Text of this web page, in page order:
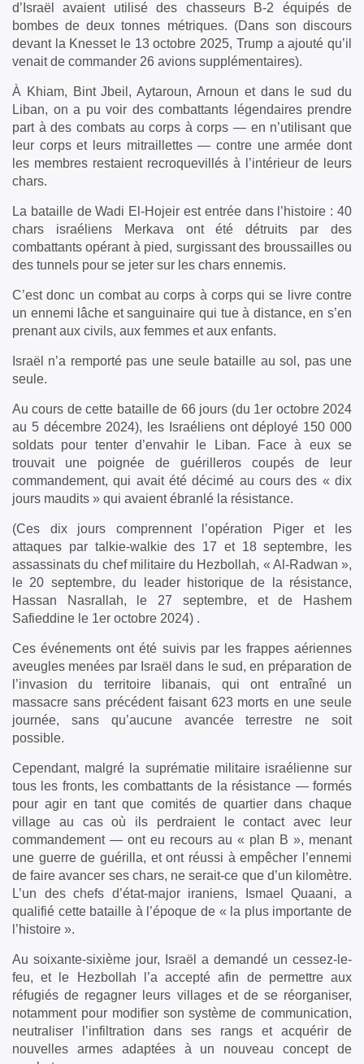
d’Israël avaient utilisé des chasseurs B-2 équipés de
bombes de deux tonnes métriques. (Dans son discours
devant la Knesset le 13 octobre 2025, Trump a ajouté qu’il
venait de commander 26 avions supplémentaires).
À Khiam, Bint Jbeil, Aytaroun, Arnoun et dans le sud du
Liban, on a pu voir des combattants légendaires prendre
part à des combats au corps à corps — en n’utilisant que
leur corps et leurs mitraillettes — contre une armée dont
les membres restaient recroquevillés à l’intérieur de leurs
chars.
La bataille de Wadi El-Hojeir est entrée dans l’histoire : 40
chars israéliens Merkava ont été détruits par des
combattants opérant à pied, surgissant des broussailles ou
des tunnels pour se jeter sur les chars ennemis.
C’est donc un combat au corps à corps qui se livre contre
un ennemi lâche et sanguinaire qui tue à distance, en s’en
prenant aux civils, aux femmes et aux enfants.
Israël n’a remporté pas une seule bataille au sol, pas une
seule.
Au cours de cette bataille de 66 jours (du 1er octobre 2024
au 5 décembre 2024), les Israéliens ont déployé 150 000
soldats pour tenter d’envahir le Liban. Face à eux se
trouvait une poignée de guérilleros coupés de leur
commandement, qui avait été décimé au cours des « dix
jours maudits » qui avaient ébranlé la résistance.
(Ces dix jours comprennent l’opération Piger et les
attaques par talkie-walkie des 17 et 18 septembre, les
assassinats du chef militaire du Hezbollah, « Al-Radwan »,
le 20 septembre, du leader historique de la résistance,
Hassan Nasrallah, le 27 septembre, et de Hashem
Safieddine le 1er octobre 2024) .
Ces événements ont été suivis par les frappes aériennes
aveugles menées par Israël dans le sud, en préparation de
l’invasion du territoire libanais, qui ont entraîné un
massacre sans précédent faisant 623 morts en une seule
journée, sans qu’aucune avancée terrestre ne soit
possible.
Cependant, malgré la suprématie militaire israélienne sur
tous les fronts, les combattants de la résistance — formés
pour agir en tant que comités de quartier dans chaque
village au cas où ils perdraient le contact avec leur
commandement — ont eu recours au « plan B », menant
une guerre de guérilla, et ont réussi à empêcher l’ennemi
de faire avancer ses chars, ne serait-ce que d’un kilomètre.
L’un des chefs d’état-major iraniens, Ismael Quaani, a
qualifié cette bataille à l’époque de « la plus importante de
l’histoire ».
Au soixante-sixième jour, Israël a demandé un cessez-le-
feu, et le Hezbollah l’a accepté afin de permettre aux
réfugiés de regagner leurs villages et de se réorganiser,
notamment pour modifier son système de communication,
neutraliser l’infiltration dans ses rangs et acquérir de
nouvelles armes adaptées à un nouveau concept de